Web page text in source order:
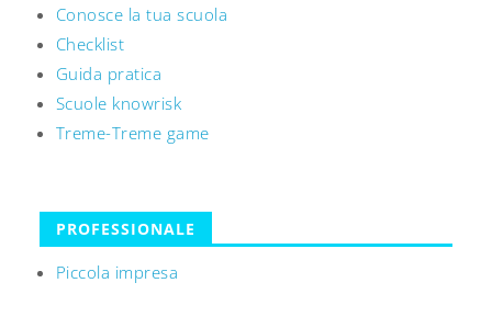
Conosce la tua scuola
Checklist
Guida pratica
Scuole knowrisk
Treme-Treme game
PROFESSIONALE
Piccola impresa